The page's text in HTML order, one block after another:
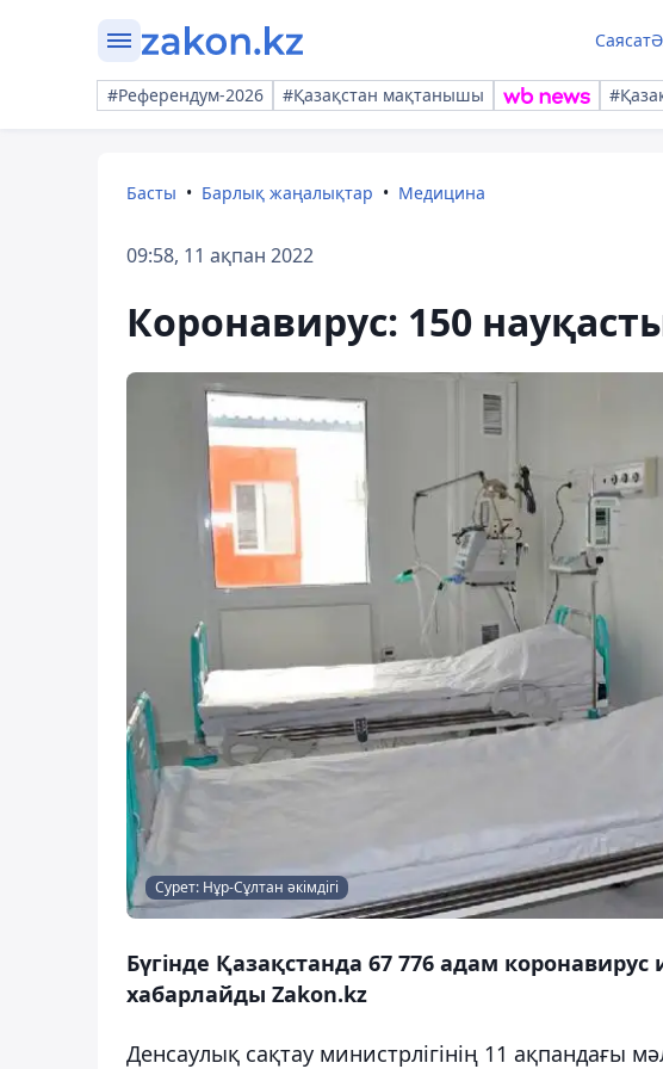
Саясат
#Референдум-2026 #Қазақстан мақтанышы
Басты Барлық жаңалықтар Медицина
09:58, 11 ақпан 2022
Коронавирус: 150
Сурет: Нұр-Cұлтан әкімдігі
Бүгінде Қазақстанда 67 776 адам
хабарлайды Zakon.kz
Денсаулық сақтау министрлігінің 11 ақпандағы